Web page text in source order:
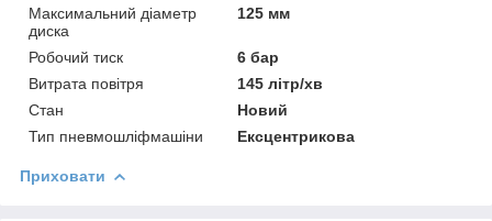
Максимальний діаметр
диска
125 мм
Робочий тиск
6 бар
Витрата повітря
145 літр/хв
Стан
Новий
Тип пневмошліфмашіни
Ексцентрикова
Приховати